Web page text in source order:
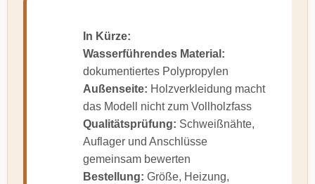
In Kürze:
Wasserführendes Material:
dokumentiertes Polypropylen
Außenseite: Holzverkleidung macht
das Modell nicht zum Vollholzfass
Qualitätsprüfung: Schweißnähte,
Auflager und Anschlüsse
gemeinsam bewerten
Bestellung: Größe, Heizung,